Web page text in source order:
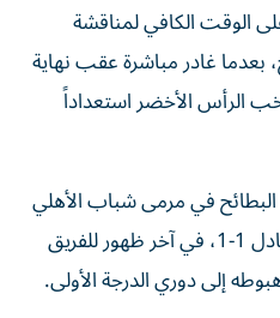
الوقت الكافي لمناقشة
بعدما غادر مباشرة عقب نهاية
الرأس الأخضر استعداداً
في مرمى شباب الأهلي
خلال المباراة التي انتهت بالتعادل 1-1، في آخر ظهور للفريق
إلى دوري الدرجة الأولى.